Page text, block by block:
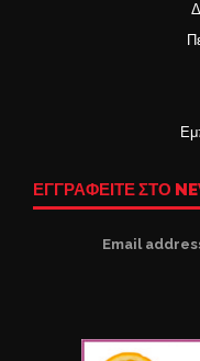
ΕΓΓΡΑΦΕΙΤΕ ΣΤΟ
Email